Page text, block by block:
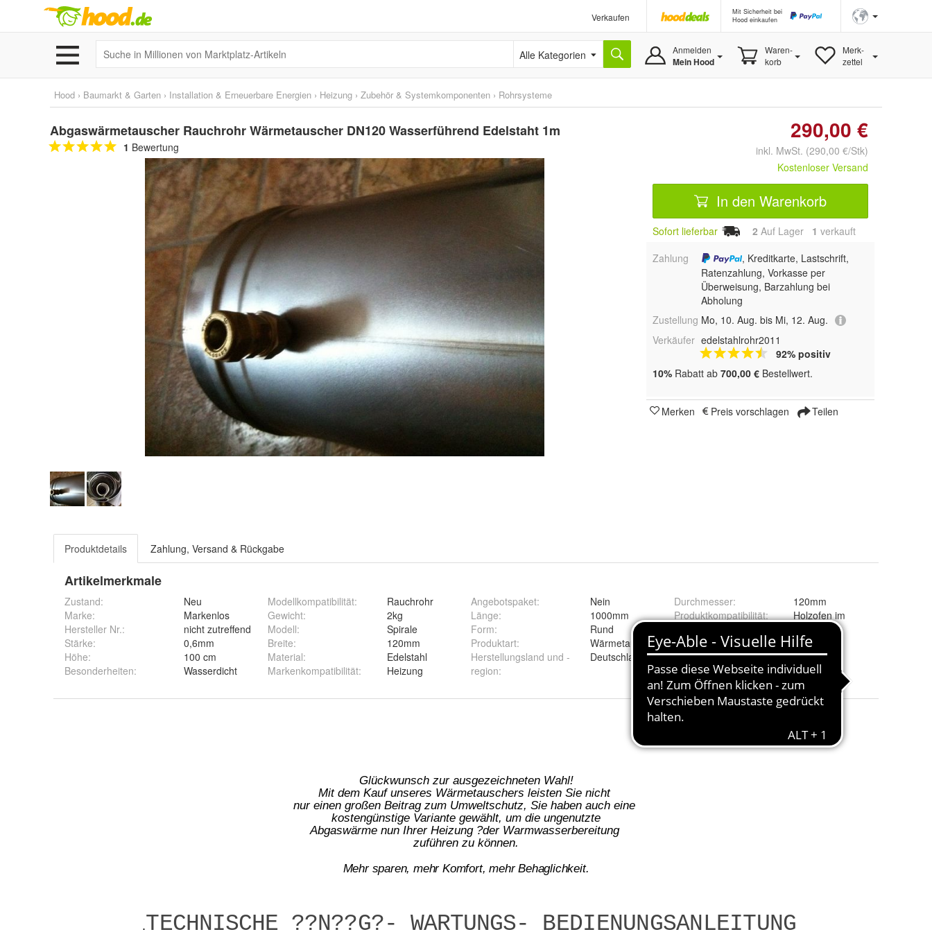
Verkaufen
Mit Sicherheit bei
Hood einkaufen
Alle Kategorien Anmelden
Mein Hood
Waren-
korb
Merk-
zettel
Hood › Baumarkt & Garten › Installation & Erneuerbare Energien › Heizung › Zubehör & Systemkomponenten › Rohrsysteme
Abgaswärmetauscher Rauchrohr Wärmetauscher DN120 Wasserführend Edelstaht 1m
1 Bewertung
290,00 €
inkl. MwSt. (290,00 €/Stk)
Kostenloser Versand
In den Warenkorb
Sofort lieferbar 2 Auf Lager 1 verkauft
Zahlung
, Kreditkarte, Lastschrift,
Ratenzahlung, Vorkasse per
Überweisung, Barzahlung bei
Abholung
Zustellung Mo, 10. Aug. bis Mi, 12. Aug.
Verkäufer edelstahlrohr2011
92% positiv
10% Rabatt ab 700,00 € Bestellwert.
Merken Preis vorschlagen Teilen
Produktdetails Zahlung, Versand & Rückgabe
Artikelmerkmale
Zustand:
Neu
Marke:
Markenlos
Hersteller Nr.:
nicht zutreffend
Stärke:
0,6mm
Höhe:
100 cm
Besonderheiten: Wasserdicht
Modellkompatibilität:
Rauchrohr
Gewicht:
2kg
Modell:
Spirale
Breite:
120mm
Material:
Edelstahl
Markenkompatibilität: Heizung
Angebotspaket:
Nein
Länge:
1000mm
Form:
Rund
Produktart:
Wärmetauscher
Herstellungsland und -
region:
Deutschland
Durchmesser:
120mm
Produktkompatibilität:
Holzofen im
Farbrichtung: Silber